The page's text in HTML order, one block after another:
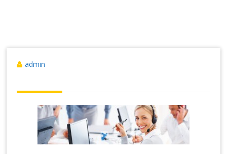
admin